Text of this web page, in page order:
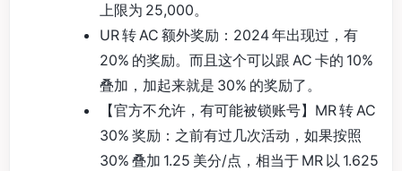
上限为 25,000。
UR 转 AC 额外奖励：2024 年出现过，有
20% 的奖励。而且这个可以跟 AC 卡的 10%
叠加，加起来就是 30% 的奖励了。
【官方不允许，有可能被锁账号】MR 转 AC
30% 奖励：之前有过几次活动，如果按照
30% 叠加 1.25 美分/点，相当于 MR 以 1.625